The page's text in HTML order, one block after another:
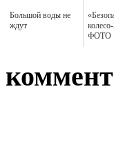
Большой воды не
ждут
ФОТО